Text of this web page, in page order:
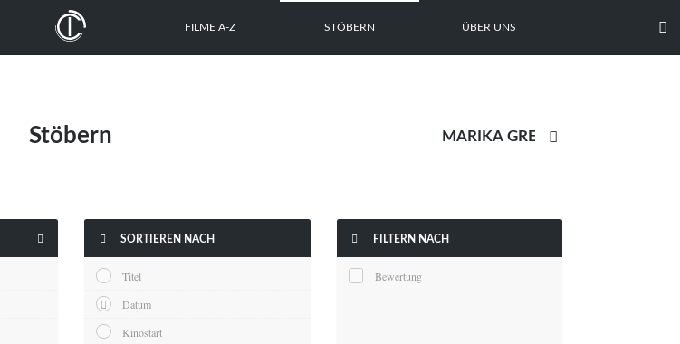
FILME A-Z STÖBERN ÜBER UNS 
Stöbern 
  SORTIEREN NACH
Titel
Datum
Kinostart
 FILTERN NACH
Bewertung